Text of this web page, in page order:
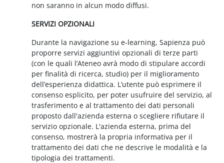
non saranno in alcun modo diffusi.
SERVIZI OPZIONALI
Durante la navigazione su e-learning, Sapienza può
proporre servizi aggiuntivi opzionali di terze parti
(con le quali l’Ateneo avrà modo di stipulare accordi
per finalità di ricerca, studio) per il miglioramento
dell’esperienza didattica. L’utente può esprimere il
consenso esplicito, per poter usufruire del servizio, al
trasferimento e al trattamento dei dati personali
proposto dall'azienda esterna o scegliere rifiutare il
servizio opzionale. L'azienda esterna, prima del
consenso, mostrerà la propria informativa per il
trattamento dei dati che ne descrive le modalità e la
tipologia dei trattamenti.